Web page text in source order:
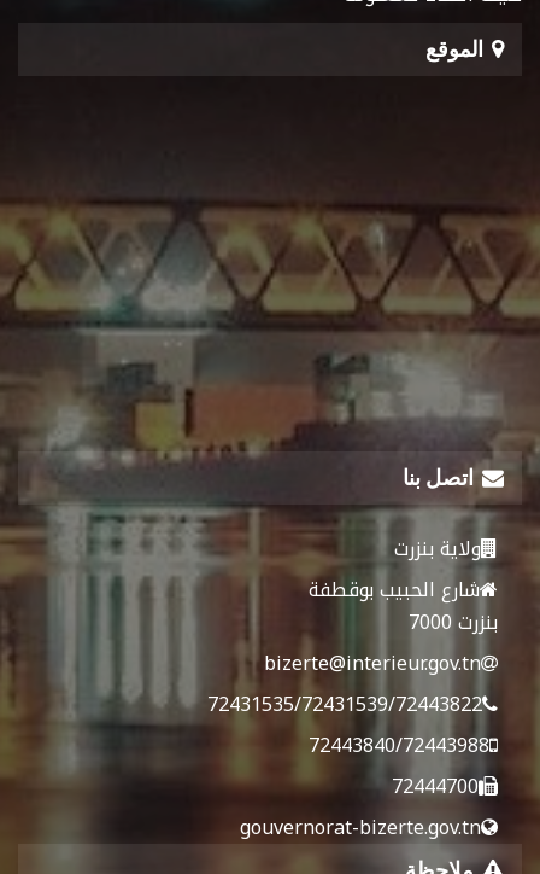
الموقع
اتصل بنا
ولاية بنزرت
شارع الحبيب بوقطفة
بنزرت 7000
bizerte@interieur.gov.tn
72431535/72431539/72443822
72443840/72443988
72444700
gouvernorat-bizerte.gov.tn